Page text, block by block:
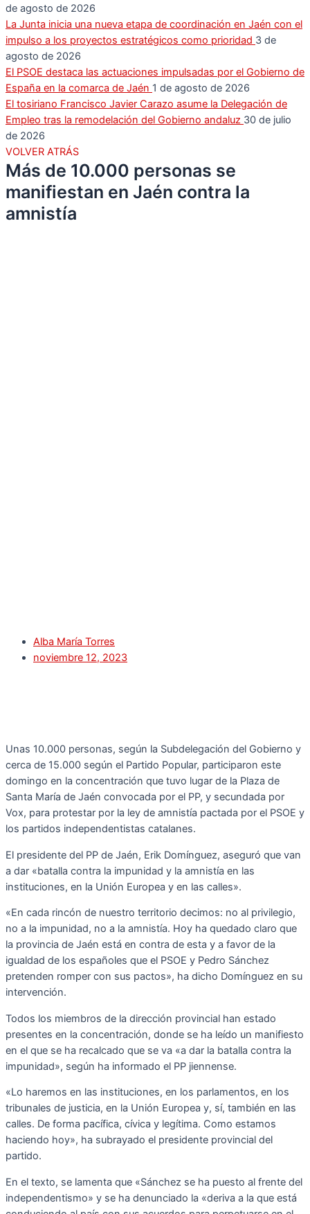
de agosto de 2026
La Junta inicia una nueva etapa de coordinación en Jaén con el
impulso a los proyectos estratégicos como prioridad 3 de
agosto de 2026
El PSOE destaca las actuaciones impulsadas por el Gobierno de
España en la comarca de Jaén 1 de agosto de 2026
El tosiriano Francisco Javier Carazo asume la Delegación de
Empleo tras la remodelación del Gobierno andaluz 30 de julio
de 2026
VOLVER ATRÁS
Más de 10.000 personas se
manifiestan en Jaén contra la
amnistía
Alba María Torres
noviembre 12, 2023
Unas 10.000 personas, según la Subdelegación del Gobierno y
cerca de 15.000 según el Partido Popular, participaron este
domingo en la concentración que tuvo lugar de la Plaza de
Santa María de Jaén convocada por el PP, y secundada por
Vox, para protestar por la ley de amnistía pactada por el PSOE y
los partidos independentistas catalanes.
El presidente del PP de Jaén, Erik Domínguez, aseguró que van
a dar «batalla contra la impunidad y la amnistía en las
instituciones, en la Unión Europea y en las calles».
«En cada rincón de nuestro territorio decimos: no al privilegio,
no a la impunidad, no a la amnistía. Hoy ha quedado claro que
la provincia de Jaén está en contra de esta y a favor de la
igualdad de los españoles que el PSOE y Pedro Sánchez
pretenden romper con sus pactos», ha dicho Domínguez en su
intervención.
Todos los miembros de la dirección provincial han estado
presentes en la concentración, donde se ha leído un manifiesto
en el que se ha recalcado que se va «a dar la batalla contra la
impunidad», según ha informado el PP jiennense.
«Lo haremos en las instituciones, en los parlamentos, en los
tribunales de justicia, en la Unión Europea y, sí, también en las
calles. De forma pacífica, cívica y legítima. Como estamos
haciendo hoy», ha subrayado el presidente provincial del
partido.
En el texto, se lamenta que «Sánchez se ha puesto al frente del
independentismo» y se ha denunciado la «deriva a la que está